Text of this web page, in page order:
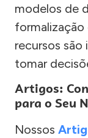
modelos de
formalização
recursos são
tomar
Artigos:
para o Seu
Nossos